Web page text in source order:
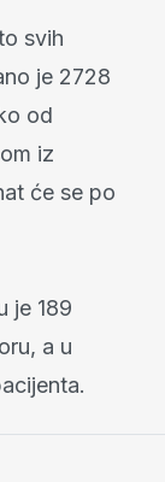
svih
je 2728
od
iz
će se po
je 189
a u